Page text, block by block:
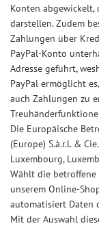
Konten
darstellen. Zudem
Zahlungen über
PayPal-Konto
Adresse geführt,
PayPal ermöglicht
auch Zahlungen zu
Die Europäische
(Europe) S.à.r.l. &
Luxembourg,
Wählt die betroffene
unserem Online-
automatisiert Daten
Mit der Auswahl